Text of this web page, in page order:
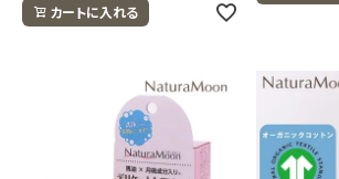
カートに入れる